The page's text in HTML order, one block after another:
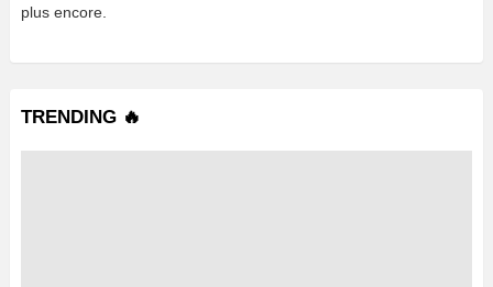
plus encore.
TRENDING 🔥